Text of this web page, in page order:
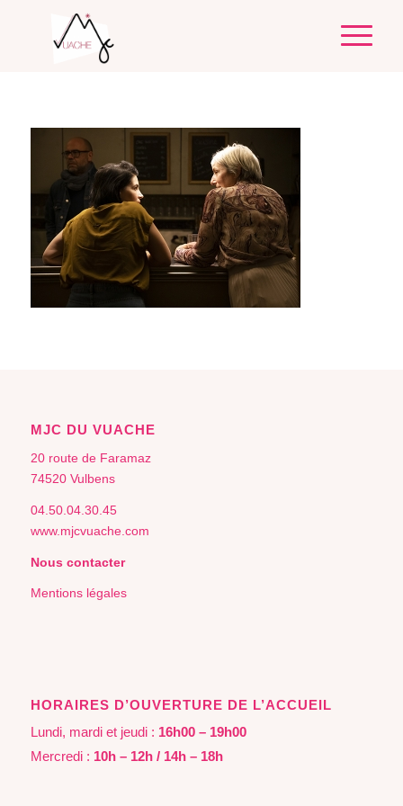
MJC DU VUACHE
20 route de Faramaz
74520 Vulbens
04.50.04.30.45
www.mjcvuache.com
Nous contacter
Mentions légales
HORAIRES D’OUVERTURE DE L’ACCUEIL
Lundi, mardi et jeudi : 16h00 – 19h00
Mercredi : 10h – 12h / 14h – 18h